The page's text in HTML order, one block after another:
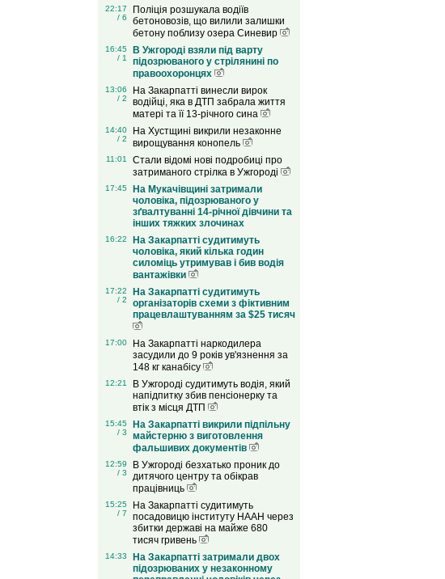
22:17
/ 6
Поліція розшукала водіїв
бетоновозів, що вилили залишки
бетону поблизу озера Синевир
16:45
/ 1
В Ужгороді взяли під варту
підозрюваного у стрілянині по
правоохоронцях
13:06
/ 2
На Закарпатті винесли вирок
водійці, яка в ДТП забрала життя
матері та її 13-річного сина
14:40
/ 2
На Хустщині викрили незаконне
вирощування конопель
11:01
Стали відомі нові подробиці про
затриманого стрілка в Ужгороді
17:45
На Мукачівщині затримали
чоловіка, підозрюваного у
зґвалтуванні 14-річної дівчини та
інших тяжких злочинах
16:22
На Закарпатті судитимуть
чоловіка, який кілька годин
силоміць утримував і бив водія
вантажівки
17:22
/ 2
На Закарпатті судитимуть
організаторів схеми з фіктивним
працевлаштуванням за $25 тисяч
17:00
На Закарпатті наркодилера
засудили до 9 років ув'язнення за
148 кг канабісу
12:21
В Ужгороді судитимуть водія, який
напідпитку збив пенсіонерку та
втік з місця ДТП
15:45
/ 3
На Закарпатті викрили підпільну
майстерню з виготовлення
фальшивих документів
12:59
/ 3
В Ужгороді безхатько проник до
дитячого центру та обікрав
працівниць
15:25
/ 7
На Закарпатті судитимуть
посадовицю інституту НААН через
збитки державі на майже 680
тисяч гривень
14:33
На Закарпатті затримали двох
підозрюваних у незаконному